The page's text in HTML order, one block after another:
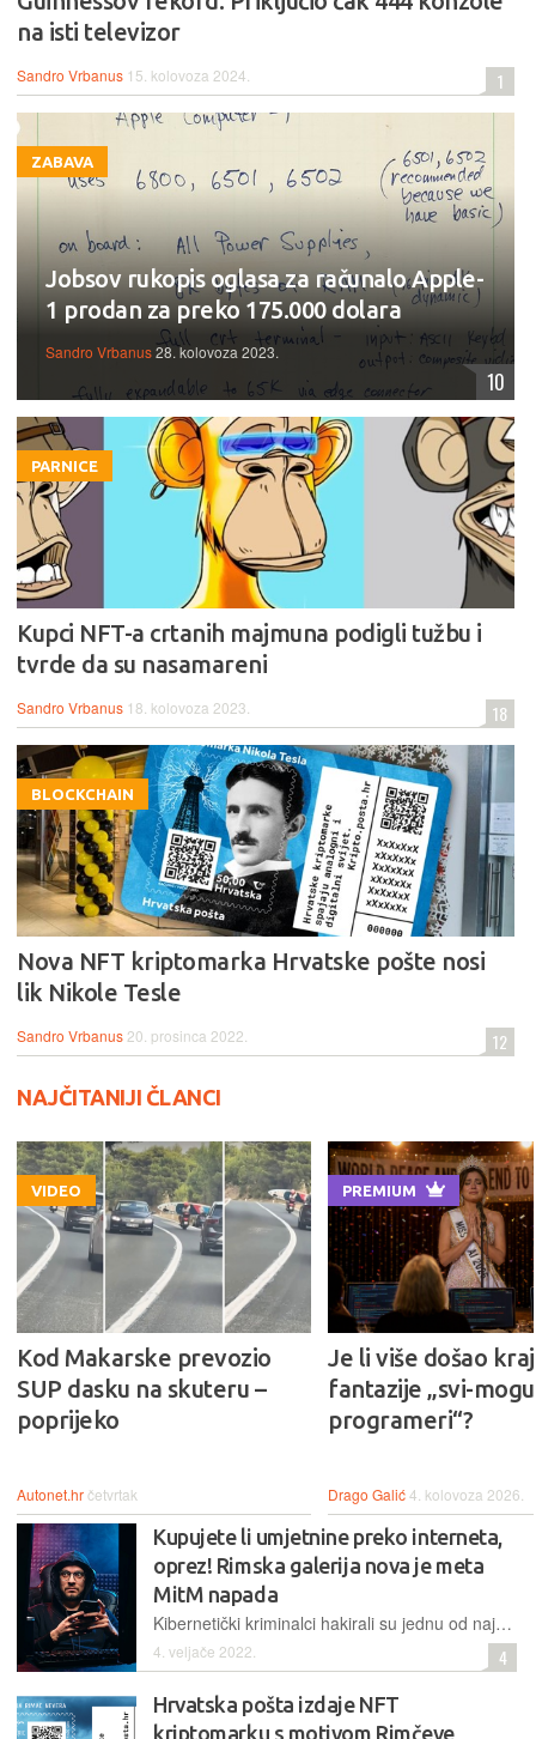
na isti televizor
Sandro Vrbanus 15. kolovoza 2024. 1
ZABAVA
Jobsov rukopis oglasa za računalo Apple-
1 prodan za preko 175.000 dolara
Sandro Vrbanus28. kolovoza 2023.
10
PARNICE
Kupci NFT-a crtanih majmuna podigli tužbu i
tvrde da su nasamareni
Sandro Vrbanus 18. kolovoza 2023. 18
BLOCKCHAIN
Nova NFT kriptomarka Hrvatske pošte nosi
lik Nikole Tesle
Sandro Vrbanus 20. prosinca 2022. 12
NAJČITANIJI ČLANCI
VIDEO
Kod Makarske prevozio
SUP dasku na skuteru –
poprijeko
Autonet.hrčetvrtak
PREMIUM
Je li više došao kraj
fantazije „svi-
programeri“?
Drago Galić4. kolovoza 2026.
Kupujete li umjetnine preko interneta,
oprez! Rimska galerija nova je meta
MitM napada
Kibernetički kriminalci hakirali su jednu od najuglednijih talijanskih galerija i njemačkog kolekcionara nagovorili da pošalje 33.000 dolara na lažni račun za slike koje se ne prodaju
4. veljače 2022. 4
Hrvatska pošta izdaje NFT
kriptomarku s motivom Rimčeve